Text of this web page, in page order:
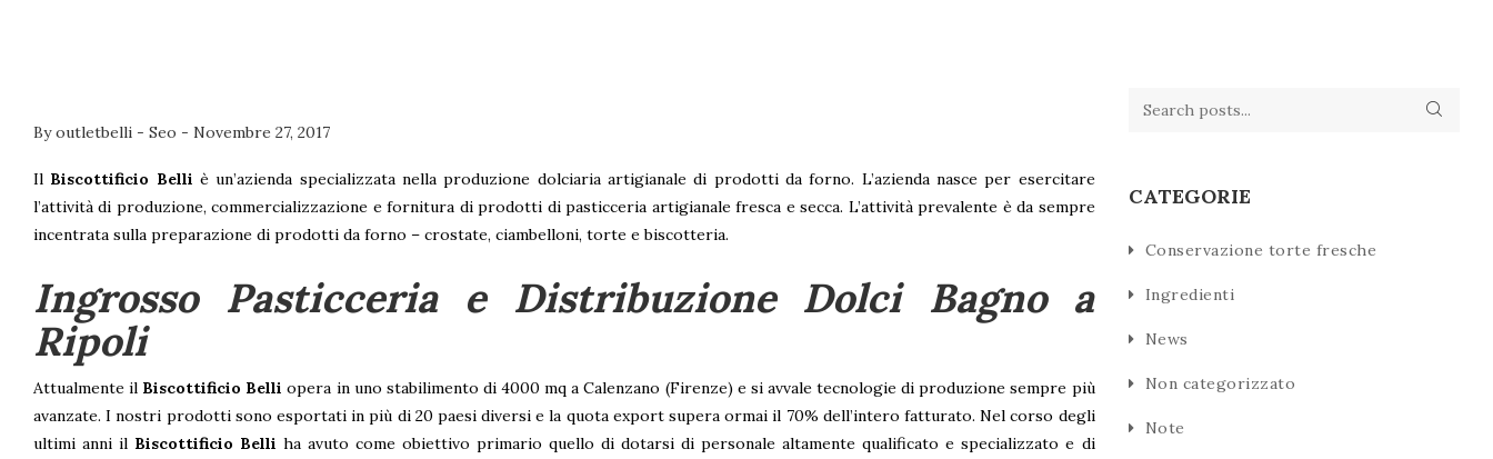
Byoutletbelli - Seo - Novembre 27, 2017
Il Biscottificio Belli è un’azienda specializzata nella produzione dolciaria artigianale di prodotti da forno. L’azienda nasce per esercitare
l’attività di produzione, commercializzazione e fornitura di prodotti di pasticceria artigianale fresca e secca. L’attività prevalente è da sempre
incentrata sulla preparazione di prodotti da forno – crostate, ciambelloni, torte e biscotteria.
Ingrosso Pasticceria e Distribuzione Dolci Bagno a
Ripoli
Attualmente il Biscottificio Belli opera in uno stabilimento di 4000 mq a Calenzano (Firenze) e si avvale tecnologie di produzione sempre più
avanzate. I nostri prodotti sono esportati in più di 20 paesi diversi e la quota export supera ormai il 70% dell’intero fatturato. Nel corso degli
ultimi anni il Biscottificio Belli ha avuto come obiettivo primario quello di dotarsi di personale altamente qualificato e specializzato e di
CATEGORIE
Conservazione torte fresche
Ingredienti
News
Non categorizzato
Note